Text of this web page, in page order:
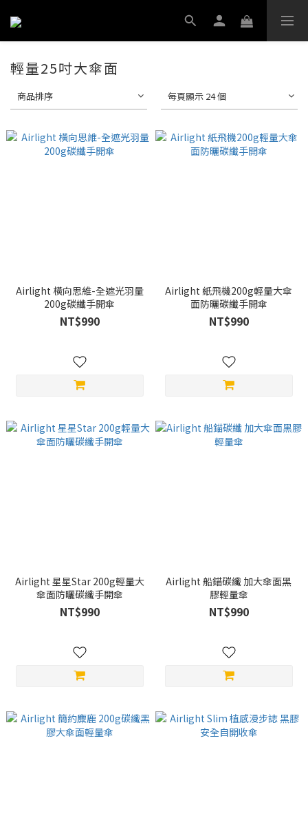
輕量25吋大傘面
商品排序 每頁顯示 24 個
Airlight 橫向思維-全遮光羽量
200g碳纖手開傘
NT$990
Airlight 紙飛機200g輕量大傘
面防曬碳纖手開傘
NT$990
Airlight 星星Star 200g輕量大
傘面防曬碳纖手開傘
NT$990
Airlight 船錨碳纖 加大傘面黑
膠輕量傘
NT$990